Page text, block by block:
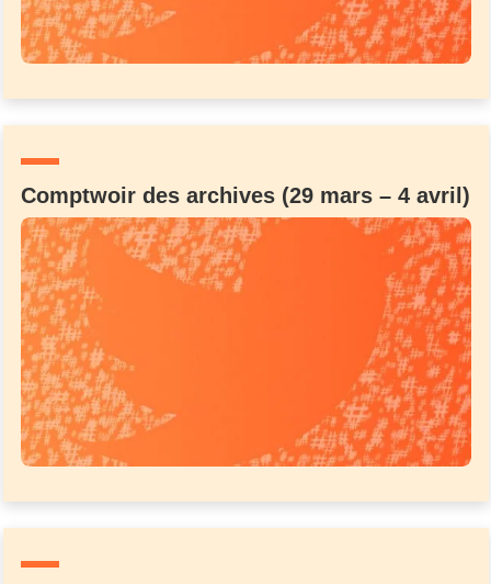
Comptwoir des archives (29 mars – 4 avril)